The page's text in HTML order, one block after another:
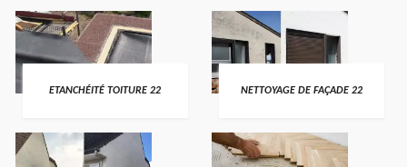
ETANCHÉITÉ TOITURE 22 NETTOYAGE DE FAÇADE 22